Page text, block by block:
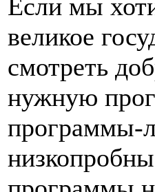
Если мы
великое
смотреть
нужную
программы-